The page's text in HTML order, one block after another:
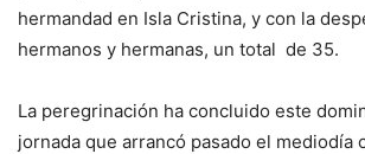
hermandad en Isla Cristina, y con la
hermanos y hermanas, un total de 35.
La peregrinación ha concluido este
jornada que arrancó pasado el mediodía